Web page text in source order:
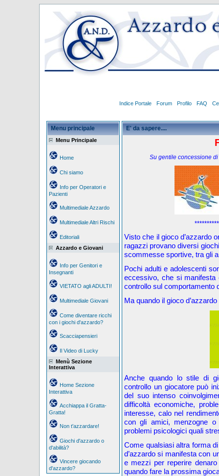
Indice Portale Forum Profilo FAQ
Menu principale
Menu Principale
Home
Chi siamo
Info per Operatori e
Pazienti
Multimediale Azzardo
Multimediale Altri Rischi
Editoriali
Azzardo e Giovani
Info per Genitori e
Insegnanti
VIETATO agli ADULTI!
Multimediale Giovani
Come diventare ricchi
con i giochi d'azzardo?
Scacciapensieri
Il Video di Lucky
Menù Sezione
Interattiva
Home Sezione
Interattiva
Acchiappa il Gratta-
Gratta!
Non t'azzardare!
Giochi d'azzardo o
d'abilità?
Vincere giocando
d'azzardo?
E' da sapere....
Su gentile concessione
Visto che il gioco d’azzardo
ragazzi provano diversi
scommesse sportive, tra gli
Pochi adulti e adolescenti
eccessivo, che si manifesta
controllo sul comportamento
Ma quando il gioco
Anche quando lo stile di
controllo un giocatore può
del suo intenso
difficoltà economiche,
interesse, calo nel
con gli amici, menzogne o
problemi psicologici quali
Come qualsiasi altra forma
d’azzardo si manifesta con
e mezzi per reperire
quando fare la prossima